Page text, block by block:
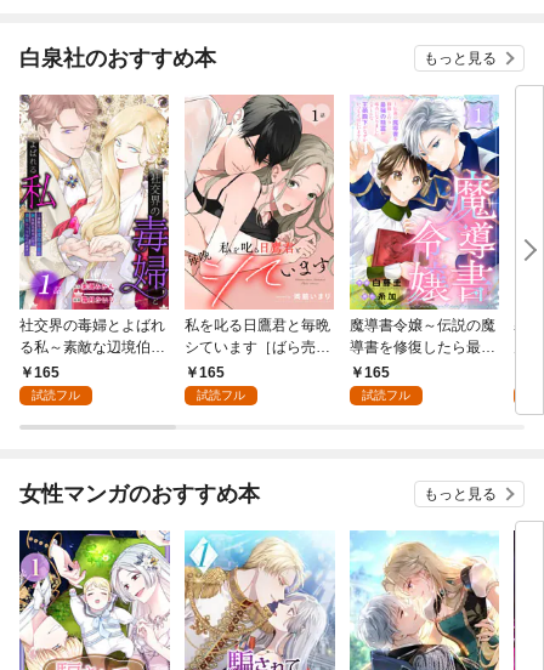
白泉社のおすすめ本 もっと見る
社交界の毒婦とよばれ
る私～素敵な辺境伯令
息に腕を折られたの
で、責任とってもらい
第1話
165
試読フル
私を叱る日鷹君と毎晩
シています［ばら売
り］ 第1話
165
試読フル
魔導書令嬢～伝説の魔
導書を修復したら最強
の精霊が味方になりま
した（クールな王弟殿
165
試読フル
寡
の
～
女性マンガのおすすめ本 もっと見る